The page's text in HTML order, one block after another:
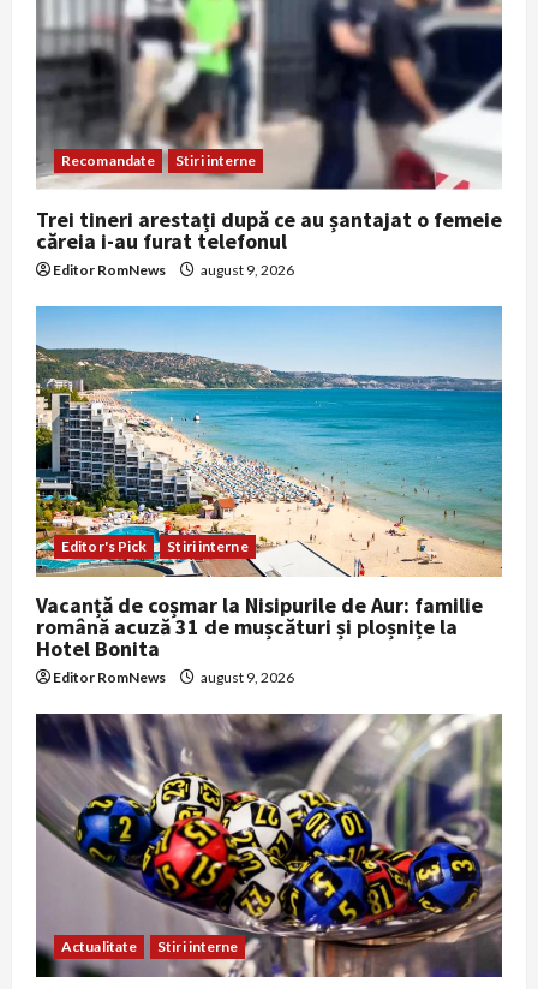
a
t
i
o
n
Recomandate Stiri interne
Trei tineri arestați după ce au șantajat o femeie
căreia i-au furat telefonul
Editor RomNews august 9, 2026
Editor's Pick Stiri interne
Vacanță de coșmar la Nisipurile de Aur: familie
română acuză 31 de mușcături și ploșnițe la
Hotel Bonita
Editor RomNews august 9, 2026
Actualitate Stiri interne